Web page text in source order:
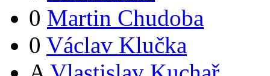
0 Martin Chudoba
0 Václav Klučka